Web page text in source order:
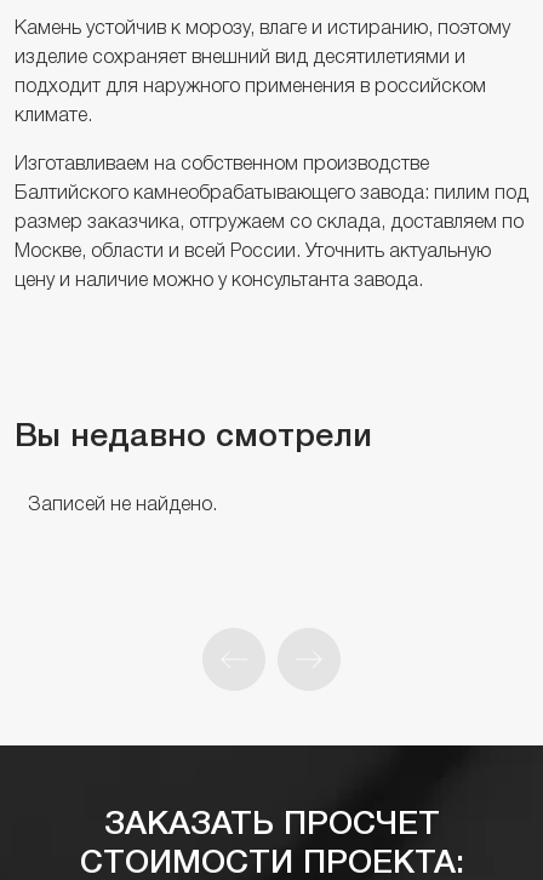
Камень устойчив к морозу, влаге и истиранию, поэтому
изделие сохраняет внешний вид десятилетиями и
подходит для наружного применения в российском
климате.
Изготавливаем на собственном производстве
Балтийского камнеобрабатывающего завода: пилим под
размер заказчика, отгружаем со склада, доставляем по
Москве, области и всей России. Уточнить актуальную
цену и наличие можно у консультанта завода.
Вы недавно смотрели
Записей не найдено.
ЗАКАЗАТЬ ПРОСЧЕТ
СТОИМОСТИ ПРОЕКТА: